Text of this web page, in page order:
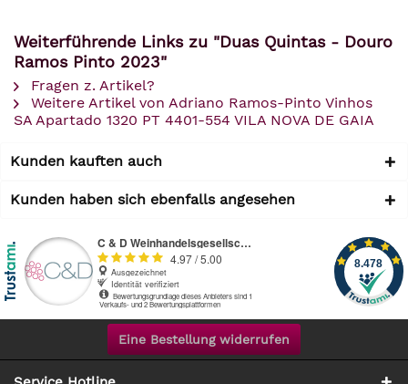
Weiterführende Links zu "Duas Quintas - Douro
Ramos Pinto 2023"
Fragen z. Artikel?
Weitere Artikel von Adriano Ramos-Pinto Vinhos
SA Apartado 1320 PT 4401-554 VILA NOVA DE GAIA
Kunden kauften auch
Kunden haben sich ebenfalls angesehen
Eine Bestellung widerrufen